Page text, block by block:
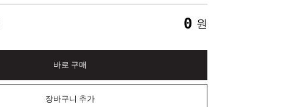
0 원
바로 구매
장바구니 추가